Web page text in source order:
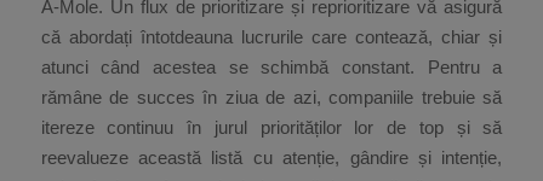
A-Mole. Un flux de prioritizare și reprioritizare vă asigură
că abordați întotdeauna lucrurile care contează, chiar și
atunci când acestea se schimbă constant. Pentru a
rămâne de succes în ziua de azi, companiile trebuie să
itereze continuu în jurul priorităților lor de top și să
reevalueze această listă cu atenție, gândire și intenție,